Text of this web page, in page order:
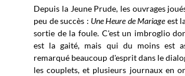
Depuis la Jeune Prude, les ouvrages
peu de succès : Une Heure de Mariageest
sortie de la foule. C'est un imbroglio
est la gaité, mais qui du moins est
remarqué beaucoup d'esprit dans le
les couplets, et plusieurs journaux en